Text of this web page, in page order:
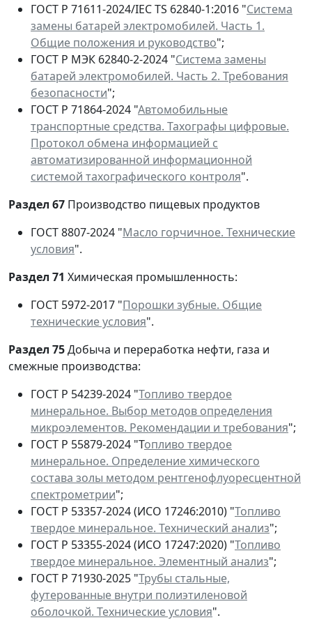
ГОСТ Р 71611-2024/IEC TS 62840-1:2016 "Система
замены батарей электромобилей. Часть 1.
Общие положения и руководство";
ГОСТ Р МЭК 62840-2-2024 "Система замены
батарей электромобилей. Часть 2. Требования
безопасности";
ГОСТ Р 71864-2024 "Автомобильные
транспортные средства. Тахографы цифровые.
Протокол обмена информацией с
автоматизированной информационной
системой тахографического контроля".
Раздел 67 Производство пищевых продуктов
ГОСТ 8807-2024 "Масло горчичное. Технические
условия".
Раздел 71 Химическая промышленность:
ГОСТ 5972-2017 "Порошки зубные. Общие
технические условия".
Раздел 75Добыча и переработка нефти, газа и
смежные производства:
ГОСТ Р 54239-2024 "Топливо твердое
минеральное. Выбор методов определения
микроэлементов. Рекомендации и требования";
ГОСТ Р 55879-2024 "Топливо твердое
минеральное. Определение химического
состава золы методом рентгенофлуоресцентной
спектрометрии";
ГОСТ Р 53357-2024 (ИСО 17246:2010) "Топливо
твердое минеральное. Технический анализ";
ГОСТ Р 53355-2024 (ИСО 17247:2020) "Топливо
твердое минеральное. Элементный анализ";
ГОСТ Р 71930-2025 "Трубы стальные,
футерованные внутри полиэтиленовой
оболочкой. Технические условия".